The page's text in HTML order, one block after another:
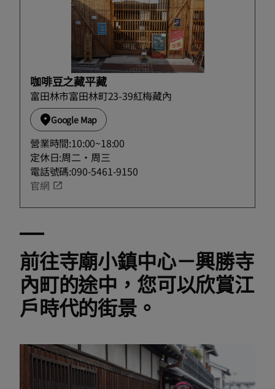
咖啡豆之藏平藏
富田林市富田林町23-39紅梅藏內
Google Map
營業時間:10:00~18:00
定休日:周二・周三
電話號碼:090-5461-9150
官網
前往寺廟小鎮中心－興勝寺
內町的途中，您可以欣賞江
戶時代的街景。